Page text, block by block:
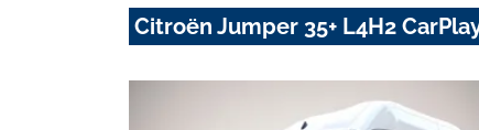
Citroën Jumper 35+ L4H2